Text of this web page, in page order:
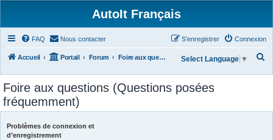
AutoIt Français
FAQ Nous contacter Connexion
S’enregistrer
Accueil Portail Forum Foire aux questions (Questions posées fréquemment) Select Language ▼
Foire aux questions (Questions posées
fréquemment)
Problèmes de connexion et
d’enregistrement